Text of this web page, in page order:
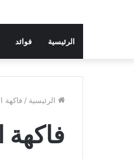
الرئيسية فوائد
الرئيسية / فاكهة
فاكهة